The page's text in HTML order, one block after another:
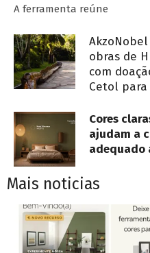
A ferramenta reúne
obras de
com
Cetol
Cores
ajudam a
adequado
Mais noticias